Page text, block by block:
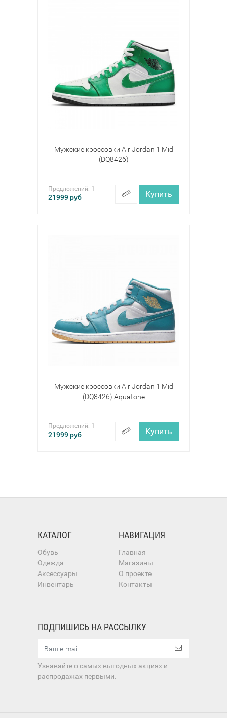
Мужские кроссовки Air Jordan 1 Mid
(DQ8426)
Предложений: 1
21999руб Купить
Мужские кроссовки Air Jordan 1 Mid
(DQ8426) Aquatone
Предложений: 1
21999руб Купить
КАТАЛОГ
Обувь
Одежда
Аксессуары
Инвентарь
НАВИГАЦИЯ
Главная
Магазины
О проекте
Контакты
ПОДПИШИСЬ НА РАССЫЛКУ
Узнавайте о самых выгодных акциях и
распродажах первыми.